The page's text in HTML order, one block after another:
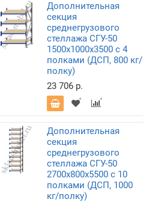
Дополнительная
секция
среднегрузового
стеллажа СГУ-50
1500х1000х3500 с 4
полками (ДСП, 800 кг/
полку)
23 706 р.
Дополнительная
секция
среднегрузового
стеллажа СГУ-50
2700х800х5500 с 10
полками (ДСП, 1000
кг/полку)